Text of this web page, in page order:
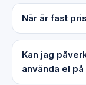
När är fast
Kan jag
använda el på